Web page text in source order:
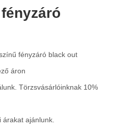
fényzáró black out
áron
Törzsvásárlóinknak 10%
ajánlunk.